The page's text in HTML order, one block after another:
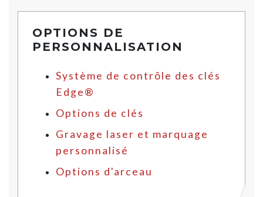
OPTIONS DE
PERSONNALISATION
Système de contrôle des clés
Edge®
Options de clés
Gravage laser et marquage
personnalisé
Options d'arceau